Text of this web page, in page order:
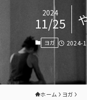
2024
11/25
ヨガ 2024-
ホーム ヨガ